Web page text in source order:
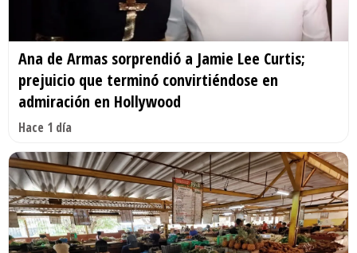
Ana de Armas sorprendió a Jamie Lee Curtis;
prejuicio que terminó convirtiéndose en
admiración en Hollywood
Hace 1 día